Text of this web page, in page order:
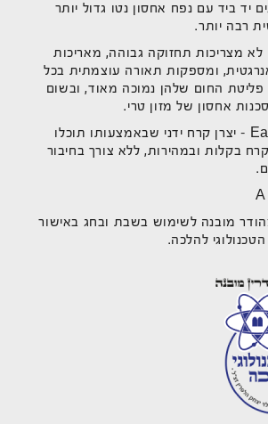
יד ביד עם נפח אחסון נטו גדול יותר
רבה יותר.
נורות ה-LED לא מצריכות תחזוקה גבוהה, מאריכות
אנרגטית, ומספקות תאורה עוצמתית בכל
פליטת החום שלהן נמוכה מאוד, ובשום
אחסון של מזון טרי.
EasyTwist Ice – יצרן קרח ידני שבאמצעותו תוכלו
קרח בקלות ובמהירות, ללא צורך בחיבור
מובנה לשימוש בשבת ובחג באישור
להלכה.